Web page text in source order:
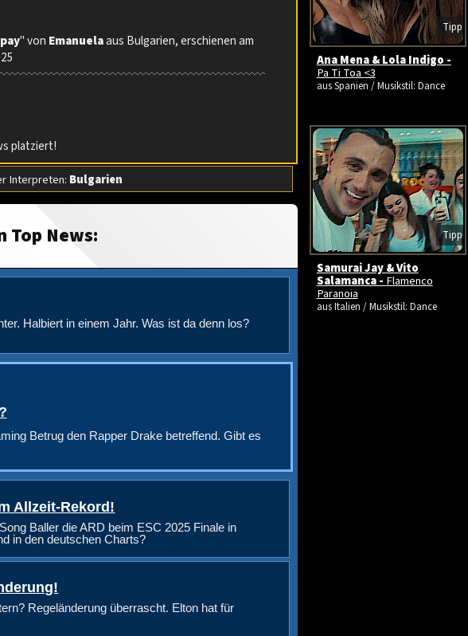
" von Emanuelaaus Bulgarien, erschienen am
platziert!
Interpreten: Bulgarien
Top News:
Halbiert in einem Jahr. Was ist da denn los?
Betrug den Rapper Drake betreffend. Gibt es
Allzeit-Rekord!
Baller die ARD beim ESC 2025 Finale in
in den deutschen Charts?
Regeländerung überrascht. Elton hat für
Tipp
Ana Mena & Lola Indigo -
Pa Ti Toa <3
aus Spanien / Musikstil: Dance
Tipp
Samurai Jay & Vito
Salamanca - Flamenco
Paranoia
aus Italien / Musikstil: Dance